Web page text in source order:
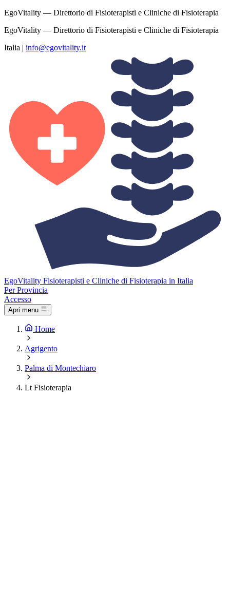
EgoVitality — Direttorio di Fisioterapisti e Cliniche di Fisioterapia
EgoVitality — Direttorio di Fisioterapisti e Cliniche di Fisioterapia
Italia | info@egovitality.it
EgoVitality Fisioterapisti e Cliniche di Fisioterapia in Italia
Per Provincia
Accesso
Apri menu
Home
Agrigento
Palma di Montechiaro
Lt Fisioterapia